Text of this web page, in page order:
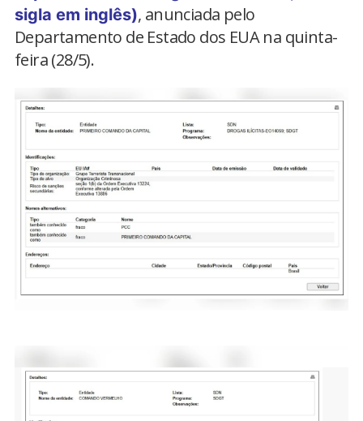
sigla em inglês), anunciada pelo
Departamento de Estado dos EUA na quinta-
feira (28/5).